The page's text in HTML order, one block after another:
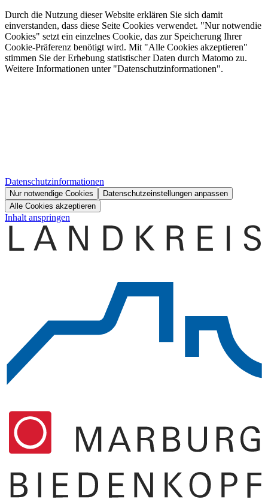
Durch die Nutzung dieser Website erklären Sie sich damit
einverstanden, dass diese Seite Cookies verwendet. "Nur notwendie
Cookies" setzt ein einzelnes Cookie, das zur Speicherung Ihrer
Cookie-Präferenz benötigt wird. Mit "Alle Cookies akzeptieren"
stimmen Sie der Erhebung statistischer Daten durch Matomo zu.
Weitere Informationen unter "Datenschutzinformationen".
Datenschutzinformationen
Nur notwendige Cookies
Datenschutzeinstellungen anpassen
Alle Cookies akzeptieren
Inhalt anspringen